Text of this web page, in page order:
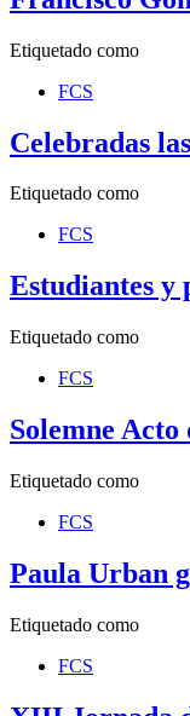
Etiquetado como
FCS
Celebradas
Etiquetado como
FCS
Estudiantes y
Etiquetado como
FCS
Solemne
Etiquetado como
FCS
Paula Urban
Etiquetado como
FCS